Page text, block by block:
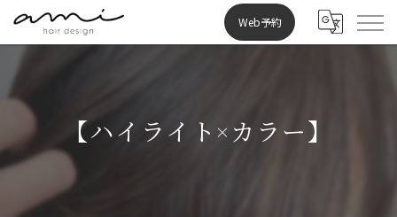
Web予約
【ハイライト×カラー】